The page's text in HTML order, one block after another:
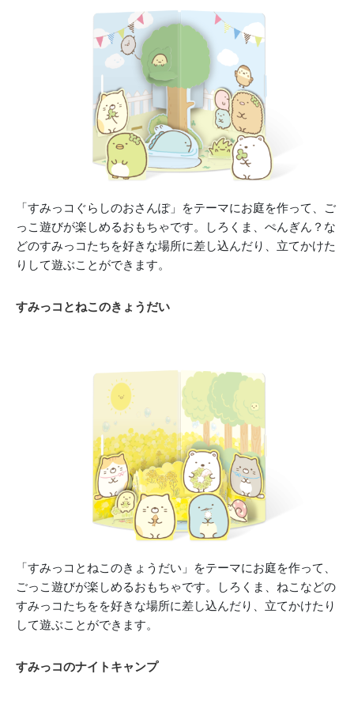
「すみっコぐらしのおさんぽ」をテーマにお庭を作って、ご
っこ遊びが楽しめるおもちゃです。しろくま、ぺんぎん？な
どのすみっコたちを好きな場所に差し込んだり、立てかけた
りして遊ぶことができます。
すみっコとねこのきょうだい
「すみっコとねこのきょうだい」をテーマにお庭を作って、
ごっこ遊びが楽しめるおもちゃです。しろくま、ねこなどの
すみっコたちをを好きな場所に差し込んだり、立てかけたり
して遊ぶことができます。
すみっコのナイトキャンプ